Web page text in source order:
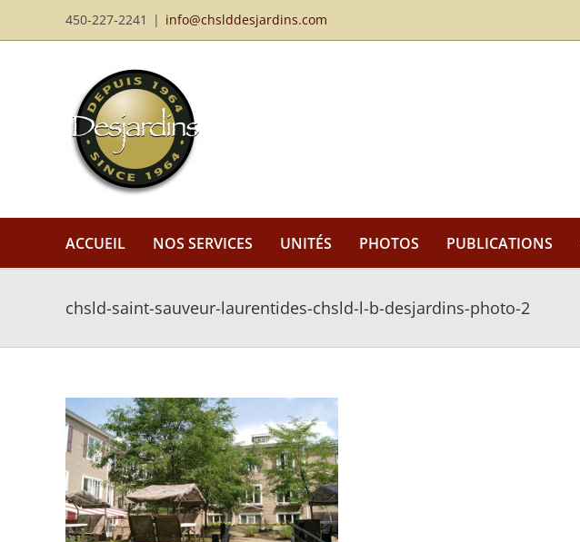
au
450-227-2241 | info@chslddesjardins.com
ACCUEIL NOS SERVICES UNITÉS PHOTOS PUBLICATIONS
chsld-saint-sauveur-laurentides-chsld-l-b-desjardins-photo-2